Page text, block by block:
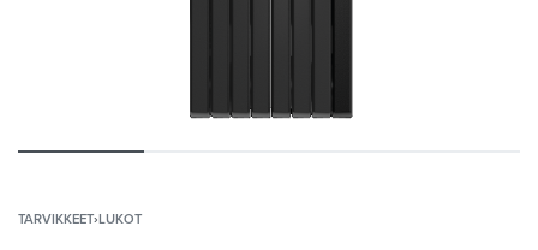
TARVIKKEET›LUKOT